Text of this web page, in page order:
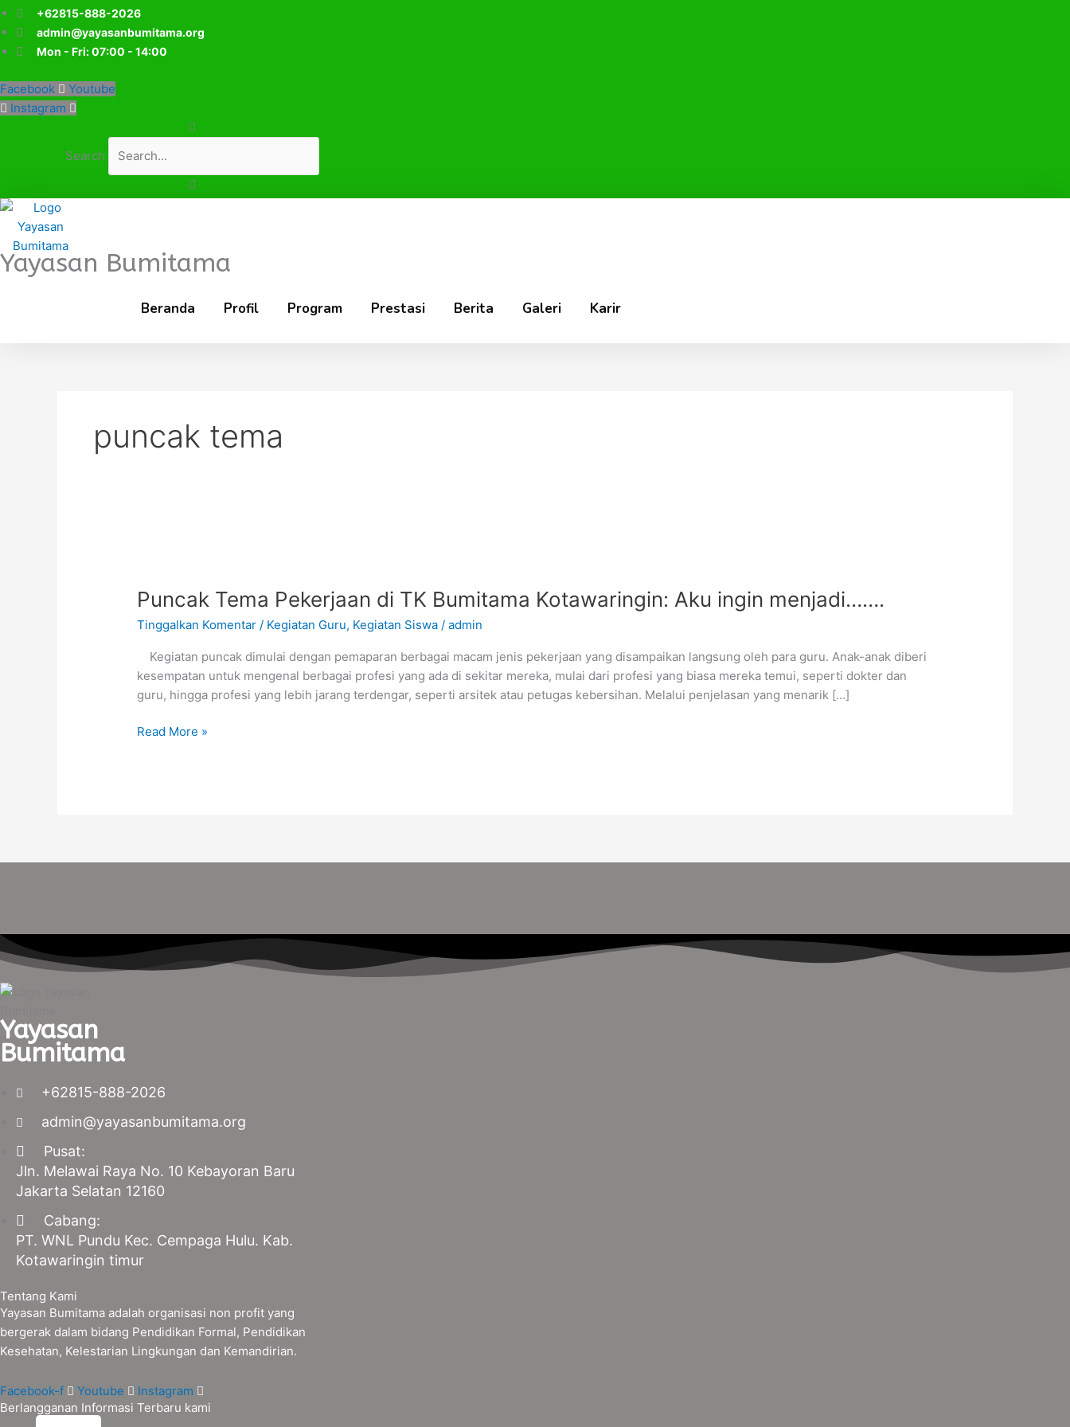
Lewati
ke
konten
+62815-888-2026
admin@yayasanbumitama.org
Mon - Fri: 07:00 - 14:00
Facebook
Youtube
Instagram
Search
Yayasan Bumitama
Beranda Profil Program Prestasi Berita Galeri Karir
puncak tema
Puncak Tema Pekerjaan di TK Bumitama Kotawaringin: Aku ingin menjadi…….
Tinggalkan Komentar / Kegiatan Guru, Kegiatan Siswa /admin
Kegiatan puncak dimulai dengan pemaparan berbagai macam jenis pekerjaan yang disampaikan langsung oleh para guru. Anak-anak diberi
kesempatan untuk mengenal berbagai profesi yang ada di sekitar mereka, mulai dari profesi yang biasa mereka temui, seperti dokter dan
guru, hingga profesi yang lebih jarang terdengar, seperti arsitek atau petugas kebersihan. Melalui penjelasan yang menarik […]
Pekerjaan
TK
Bumitama
Kotawaringin:
Aku
menjadi…….
Read More »
Yayasan
Bumitama
+62815-888-2026
admin@yayasanbumitama.org
Pusat:
Jln. Melawai Raya No. 10 Kebayoran Baru
Jakarta Selatan 12160
Cabang:
PT. WNL Pundu Kec. Cempaga Hulu. Kab.
Kotawaringin timur
Tentang Kami
Yayasan Bumitama adalah organisasi non profit yang
bergerak dalam bidang Pendidikan Formal, Pendidikan
Kesehatan, Kelestarian Lingkungan dan Kemandirian.
Facebook-f Youtube
Instagram
Berlangganan Informasi Terbaru kami